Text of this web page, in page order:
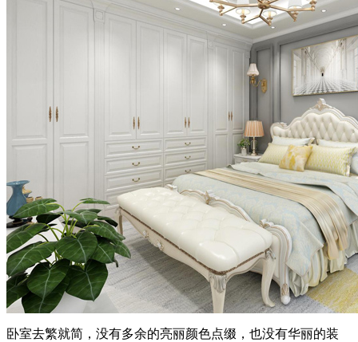
卧室去繁就简，没有多余的亮丽颜色点缀，也没有华丽的装